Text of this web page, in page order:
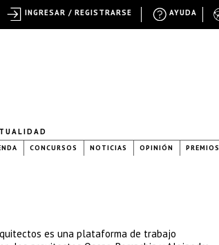
CONCURSOS NOTICIAS OPINIÓN PREMIOS
es una plataforma de trabajo
AYUDA
INGRESAR / REGISTRARSE